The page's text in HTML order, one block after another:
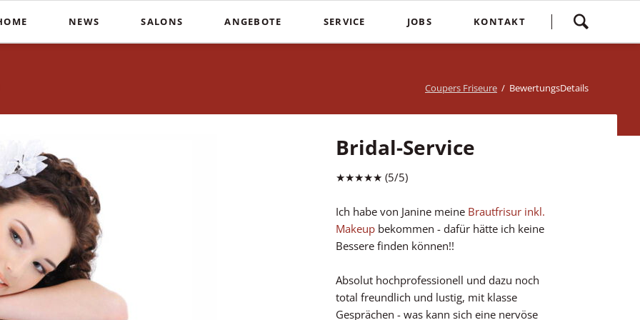
überspringen
NEWS SALONS
Coupers am Stephansplatz
ANGEBOTE
Brautfrisuren
SERVICE
Kostenlose Kinderhaarschnitte
Treuebonus
Corona Regeln
JOBS KONTAKT
Bewertung
Friseurbewertung
Über uns
Coupers Friseure BewertungsDetails
Bridal-Service
★★★★★ (5/5)
Ich habe von Janine meine Brautfrisur inkl.
Makeup bekommen - dafür hätte ich keine
Bessere finden können!!
Absolut hochprofessionell und dazu noch
total freundlich und lustig, mit klasse
Gesprächen - was kann sich eine nervöse